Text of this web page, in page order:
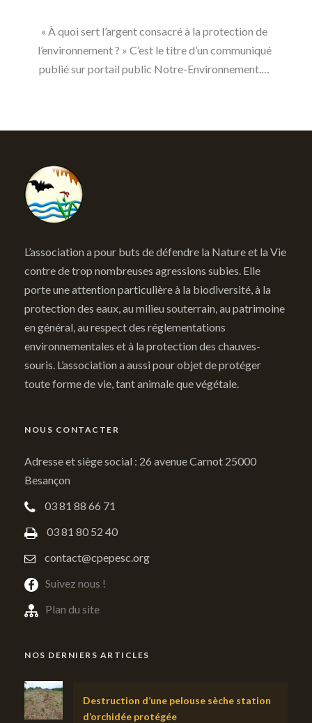
« À quoi sert l’argent consacré à la protection de
l’environnement ? » C’est le titre d’un communiqué
publié sur portail public Notre-Environnement.…
L’association a pour buts de défendre la Nature et la Vie
contre de trop nombreuses agressions subies. Elle
porte une attention particulière à la biodiversité, à la
protection des eaux, au milieu souterrain, au patrimoine
en général, au respect des réglementations
environnementales et à la protection des chauves-
souris. L’association a aussi pour objet de protéger
toute forme de vie, tant animale que végétale.
NOUS CONTACTER
Adresse et siège social : 26 avenue Carnot 25000
Besançon
03 81 88 66 71
03 81 80 52 40
contact@cpepesc.org
Suivez nous !
Plan du site
NOS DERNIERS ARTICLES
Destruction d’une pelouse sèche station
d’orchidée protégée